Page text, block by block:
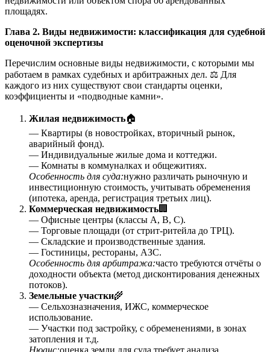
площадях.
Глава 2. Виды недвижимости: классификация для судебной
оценочной экспертизы
Перечислим основные виды недвижимости, с которыми мы
работаем в рамках судебных и арбитражных дел. ⚖️ Для
каждого из них существуют свои стандарты оценки,
коэффициенты и «подводные камни».
Жилая недвижимость🏠
— Квартиры (в новостройках, вторичный рынок,
аварийный фонд).
— Индивидуальные жилые дома и коттеджи.
— Комнаты в коммуналках и общежитиях.
Особенность для суда:нужно различать рыночную и
инвестиционную стоимость, учитывать обременения
(ипотека, аренда, регистрация третьих лиц).
Коммерческая недвижимость🏢
— Офисные центры (классы А, В, С).
— Торговые площади (от стрит-ритейла до ТРЦ).
— Складские и производственные здания.
— Гостиницы, рестораны, АЗС.
Особенность для арбитража:часто требуются отчёты о
доходности объекта (метод дисконтирования денежных
потоков).
Земельные участки🌾
— Сельхозназначения, ИЖС, коммерческое
использование.
— Участки под застройку, с обременениями, в зонах
затопления и т.д.